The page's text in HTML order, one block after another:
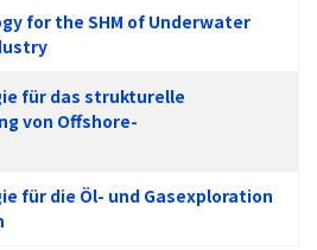
for the SHM of Underwater
für das strukturelle
von Offshore-
für die Öl- und Gasexploration